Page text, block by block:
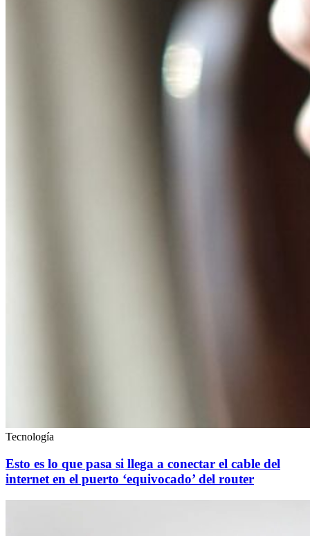
Tecnología
Esto es lo que pasa si llega a conectar el cable del
internet en el puerto ‘equivocado’ del router